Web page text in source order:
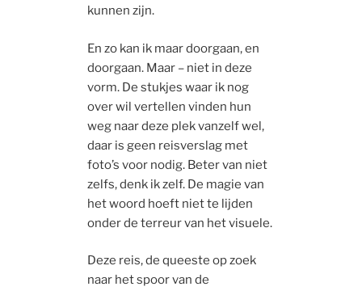
kunnen zijn.
En zo kan ik maar doorgaan, en
doorgaan. Maar – niet in deze
vorm. De stukjes waar ik nog
over wil vertellen vinden hun
weg naar deze plek vanzelf wel,
daar is geen reisverslag met
foto’s voor nodig. Beter van niet
zelfs, denk ik zelf. De magie van
het woord hoeft niet te lijden
onder de terreur van het visuele.
Deze reis, de queeste op zoek
naar het spoor van de